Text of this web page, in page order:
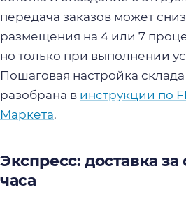
передача заказов может
размещения на 4 или 7
но только при выполнении
Пошаговая настройка склада
разобрана в инструкции по
Маркета.
Экспресс: доставка
часа